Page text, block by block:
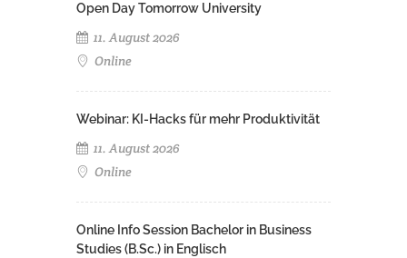
Open Day Tomorrow University
11. August 2026
Online
Webinar: KI-Hacks für mehr Produktivität
11. August 2026
Online
Online Info Session Bachelor in Business
Studies (B.Sc.) in Englisch